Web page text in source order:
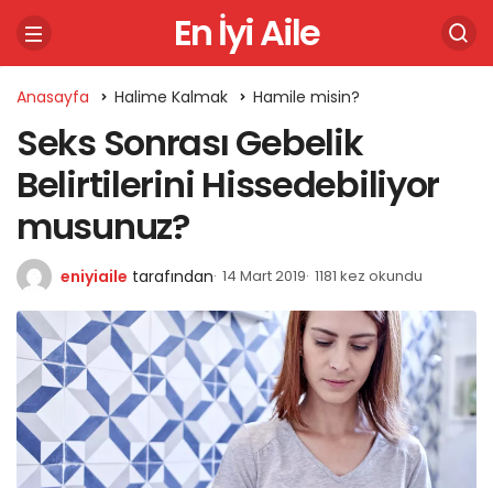
En İyi Aile
Anasayfa Halime Kalmak Hamile misin?
Seks Sonrası Gebelik
Belirtilerini Hissedebiliyor
musunuz?
eniyiaile tarafından 14 Mart 2019 1181 kez okundu